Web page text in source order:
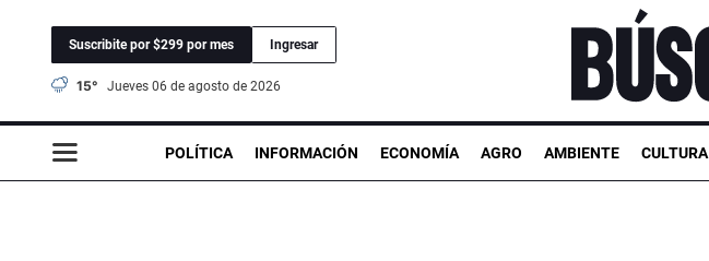
Suscribite por $299 por mes Ingresar
15° jueves 06 de agosto de 2026
POLÍTICA INFORMACIÓN ECONOMÍA AGRO AMBIENTE CULTURA